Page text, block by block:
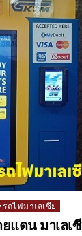
รถไฟมาเลเซีย
แดน มาเลเ